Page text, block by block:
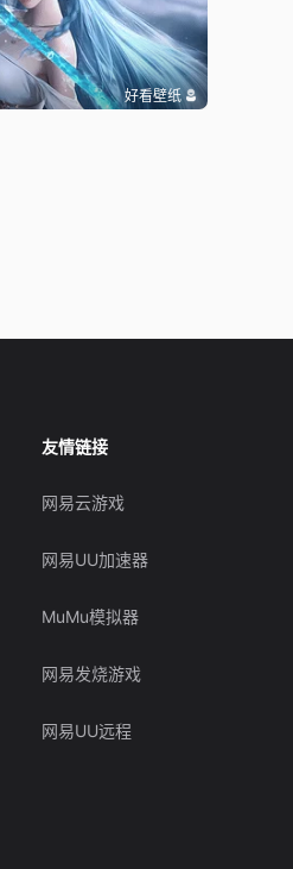
好看壁纸
友情链接
网易云游戏
网易UU加速器
MuMu模拟器
网易发烧游戏
网易UU远程